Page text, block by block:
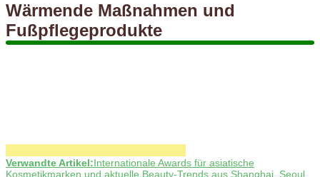
Wärmende Maßnahmen und
Fußpflegeprodukte
Verwandte Artikel:Internationale Awards für asiatische
Kosmetikmarken und aktuelle Beauty-Trends aus Shanghai, Seoul